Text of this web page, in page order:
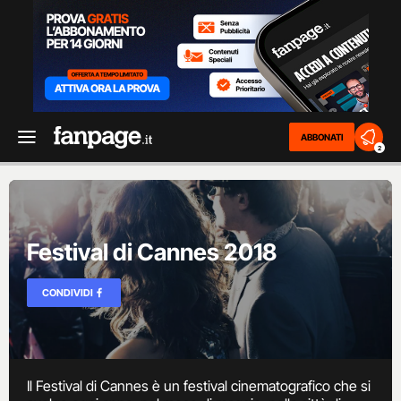
ABBONATI
2
Festival di Cannes 2018
CONDIVIDI
Il Festival di Cannes è un festival cinematografico che si